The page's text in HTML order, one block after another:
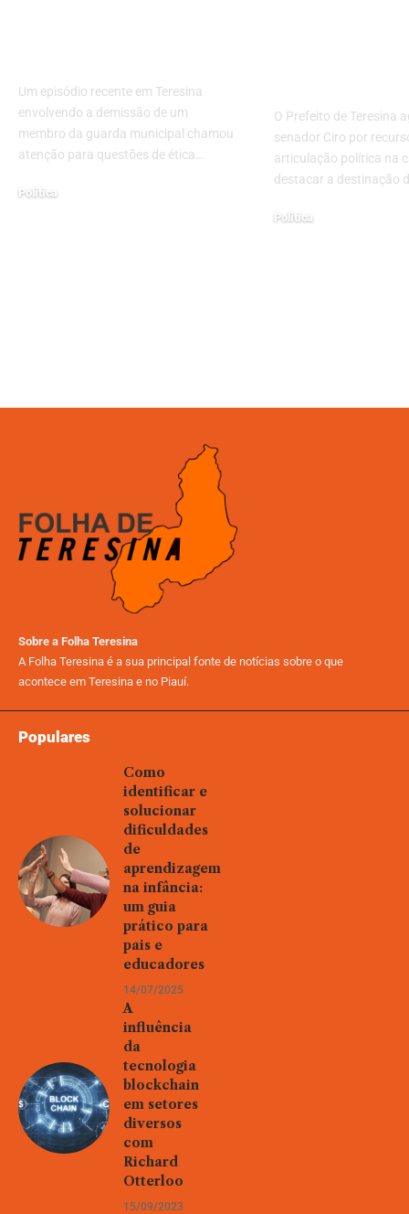
Um episódio recente em Teresina
envolvendo a demissão de um
membro da guarda municipal chamou
atenção para questões de ética…
Politica
O Prefeito de Teresina
senador Ciro por
articulação política na
destacar a destinação
Politica
Sobre a Folha Teresina
A Folha Teresina é a sua principal fonte de notícias sobre o que
acontece em Teresina e no Piauí.
Populares
Como
identificar e
solucionar
dificuldades
de
aprendizagem
na infância:
um guia
prático para
pais e
educadores
14/07/2025
A
influência
da
tecnologia
blockchain
em setores
diversos
com
Richard
Otterloo
15/09/2023